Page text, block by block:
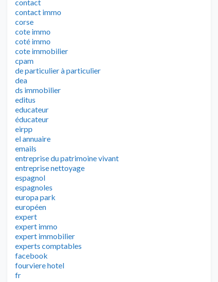
contact
contact immo
corse
cote immo
coté immo
cote immobilier
cpam
de particulier à particulier
dea
ds immobilier
editus
educateur
éducateur
eirpp
el annuaire
emails
entreprise du patrimoine vivant
entreprise nettoyage
espagnol
espagnoles
europa park
européen
expert
expert immo
expert immobilier
experts comptables
facebook
fourviere hotel
fr